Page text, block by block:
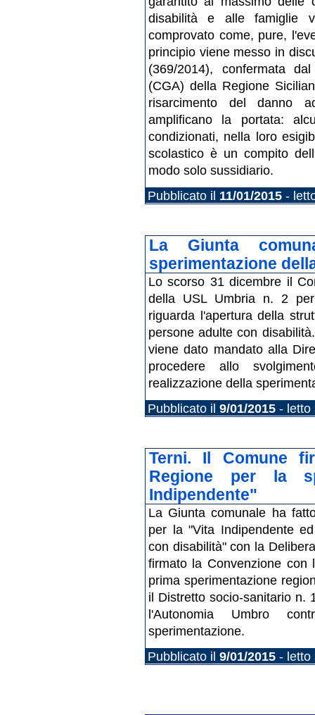
disabilità e alle famiglie
comprovato come, pure,
principio viene messo in
(369/2014), confermata
(CGA) della Regione
risarcimento del danno
amplificano la portata:
condizionati, nella loro
scolastico è un compito
modo solo sussidiario.
Pubblicato il 11/01/2015-
La Giunta
sperimentazione
Lo scorso 31 dicembre il
della USL Umbria n. 2
riguarda l'apertura della
persone adulte con
viene dato mandato alla
procedere allo
realizzazione della
Pubblicato il 9/01/2015- letto
Terni. Il Comune
Regione per la
Indipendente"
La Giunta comunale ha
per la "Vita Indipendente
con disabilità" con la
firmato la Convenzione
prima sperimentazione
il Distretto socio-sanitario n.
l'Autonomia Umbro
sperimentazione.
Pubblicato il 9/01/2015- letto